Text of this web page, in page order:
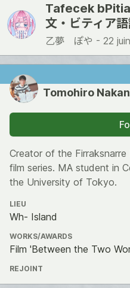
Tafecek
文・ビティア
乙夢 ぽや - 22 juin
Tomohiro
Creator of the
film series. MA student in
the University of Tokyo.
LIEU
Wh- Island
WORKS/AWARDS
Film 'Between the Two
REJOINT